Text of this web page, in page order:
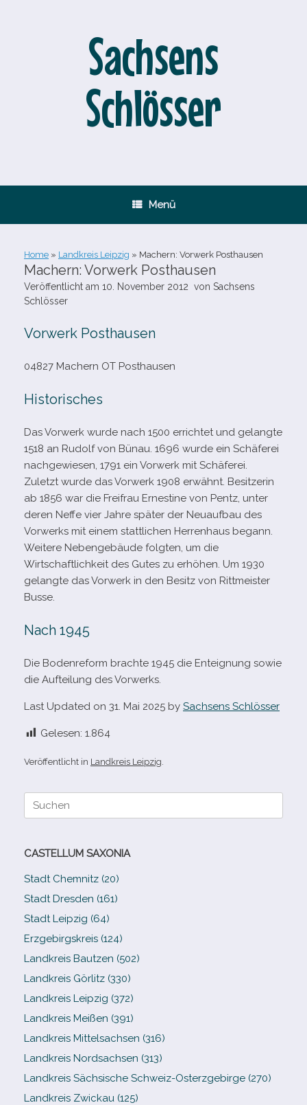
Sachsens
Schlösser
Menü
Home » Landkreis Leipzig » Machern: Vorwerk Posthausen
Machern: Vorwerk Posthausen
Veröffentlicht am 10. November 2012 von Sachsens
Schlösser
Vorwerk Posthausen
04827 Machern OT Posthausen
Historisches
Das Vorwerk wurde nach 1500 errich­tet und gelangte
1518 an Rudolf von Bünau. 1696 wurde ein Schäferei
nach­ge­wie­sen, 1791 ein Vorwerk mit Schäferei.
Zuletzt wurde das Vorwerk 1908 erwähnt. Besitzerin
ab 1856 war die Freifrau Ernestine von Pentz, unter
deren Neffe vier Jahre spä­ter der Neuaufbau des
Vorwerks mit einem statt­li­chen Herrenhaus begann.
Weitere Nebengebäude folg­ten, um die
Wirtschaftlichkeit des Gutes zu erhö­hen. Um 1930
gelangte das Vorwerk in den Besitz von Rittmeister
Busse.
Nach 1945
Die Bodenreform brachte 1945 die Enteignung sowie
die Aufteilung des Vorwerks.
Last Updated on 31. Mai 2025 by Sachsens Schlösser
Gelesen: 1.864
Veröffentlicht in Landkreis Leipzig
Suche
CASTELLUM SAXONIA
Stadt Chemnitz (20)
Stadt Dresden (161)
Stadt Leipzig (64)
Erzgebirgskreis (124)
Landkreis Bautzen (502)
Landkreis Görlitz (330)
Landkreis Leipzig (372)
Landkreis Meißen (391)
Landkreis Mittelsachsen (316)
Landkreis Nordsachsen (313)
Landkreis Sächsische Schweiz-​Osterzgebirge (270)
Landkreis Zwickau (125)